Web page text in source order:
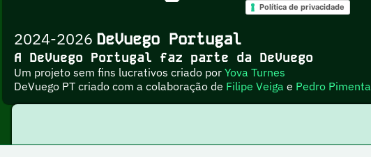
Política de privacidade
2024-2026 DeVuego Portugal
A DeVuego Portugal faz parte da DeVuego
Um projeto sem fins lucrativos criado porYova Turnes
DeVuego PT criado com a colaboração de Filipe Veiga e Pedro Pimenta